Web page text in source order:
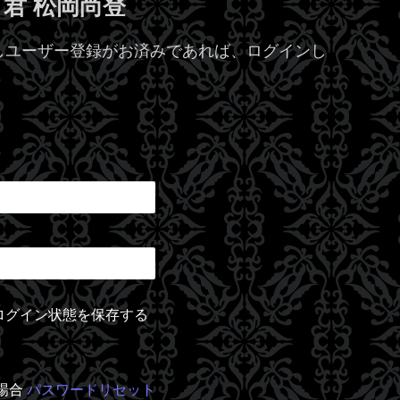
松岡尚登
ーザー登録がお済みであれば、ログインし
グイン状態を保存する
合パスワードリセット